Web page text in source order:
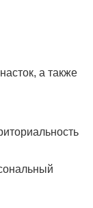
а также